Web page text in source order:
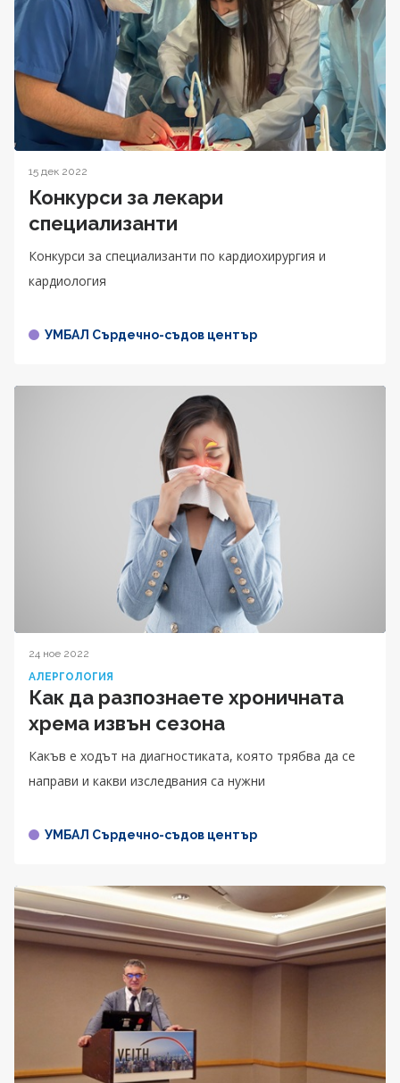
15 дек 2022
Конкурси за лекари
специализанти
Конкурси за специализанти по кардиохирургия и
кардиология
УМБАЛ Сърдечно-съдов център
24 ное 2022
АЛЕРГОЛОГИЯ
Как да разпознаете хроничната
хрема извън сезона
Какъв е ходът на диагностиката, която трябва да се
направи и какви изследвания са нужни
УМБАЛ Сърдечно-съдов център